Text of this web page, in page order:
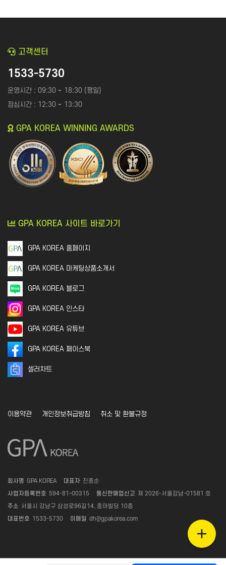
고객센터
1533-5730
운영시간 : 09:30 ~ 18:30 (평일)
점심시간 : 12:30 ~ 13:30
GPA KOREA WINNING AWARDS
GPA KOREA 사이트 바로가기
GPA KOREA 홈페이지
GPA KOREA 마케팅상품소개서
GPA KOREA 블로그
GPA KOREA 인스타
GPA KOREA 유튜브
GPA KOREA 페이스북
셀러차트
이용약관 개인정보취급방침 취소 및 환불규정
회사명 GPA KOREA 대표자 진종순
사업자등록번호 594-81-00315 통신판매업신고 제 2026-서울강남-01581 호
주소 서울시 강남구 삼성로96길14, 중아빌딩 10층
대표번호 1533-5730 이메일 dh@gpakorea.com